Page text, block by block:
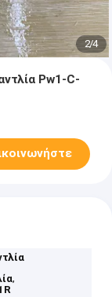
2/4
Pw1-C-
,